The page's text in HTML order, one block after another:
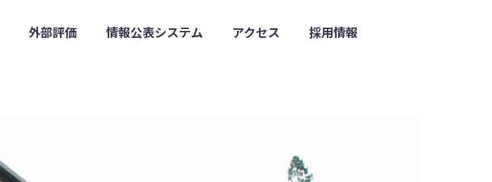
外部評価 情報公表システム アクセス 採用情報